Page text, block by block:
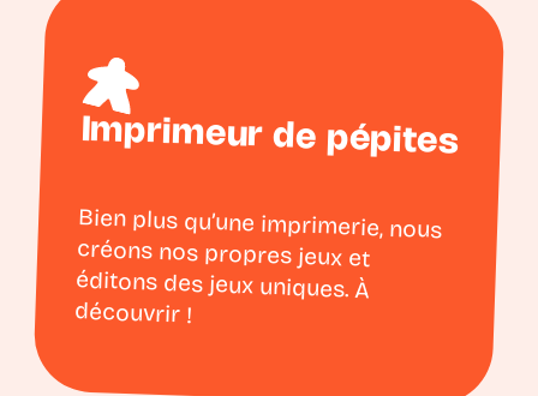
Imprimeur de pépites
Bien plus qu’une imprimerie, nous
créons nos propres jeux et
éditons des jeux uniques. À
découvrir !